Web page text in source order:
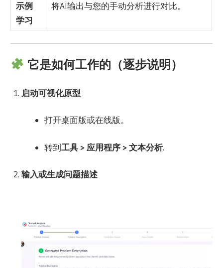
示例
学习
将AI输出与您的手动分析进行对比。
它是如何工作的（逐步说明）
启动可视化原型
打开桌面版或在线版。
转到工具 > 应用程序 > 文本分析.
输入或生成问题描述